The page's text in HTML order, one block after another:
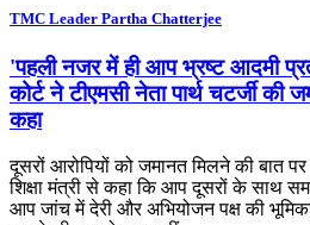
TMC Leader Partha Chatterjee
'पहली नजर में ही आप भ्रष्ट आदमी
कोर्ट ने टीएमसी नेता पार्थ चटर्जी की
कहा
दूसरों आरोपियों को जमानत मिलने की बात पर
शिक्षा मंत्री से कहा कि आप दूसरों के साथ
आप जांच में देरी और अभियोजन पक्ष की